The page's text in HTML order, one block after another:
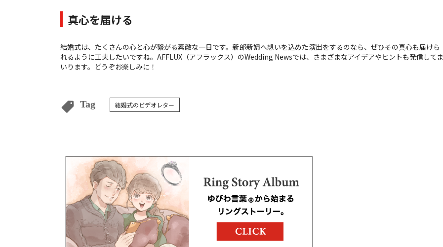
真心を届ける
結婚式は、たくさんの心と心が繋がる素敵な一日です。新郎新婦へ想いを込めた演出をするのなら、ぜひその真心も届けら
れるように工夫したいですね。AFFLUX（アフラックス）のWedding Newsでは、さまざまなアイデアやヒントも発信してま
いります。どうぞお楽しみに！
Tag 結婚式のビデオレター